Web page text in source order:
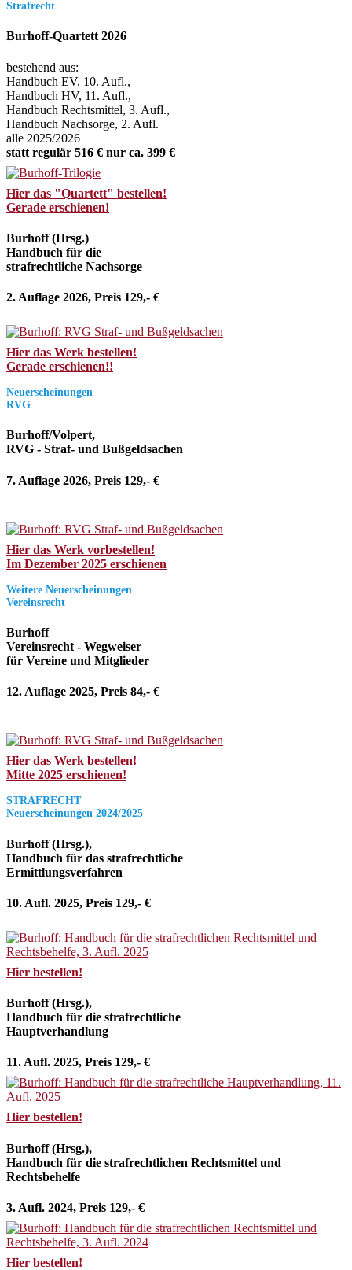
Strafrecht
Burhoff-Quartett 2026
bestehend aus:
Handbuch EV, 10. Aufl.,
Handbuch HV, 11. Aufl.,
Handbuch Rechtsmittel, 3. Aufl.,
Handbuch Nachsorge, 2. Aufl.
alle 2025/2026
statt regulär 516 € nur ca. 399 €
Hier das "Quartett" bestellen!
Gerade erschienen!
Burhoff (Hrsg.)
Handbuch für die
strafrechtliche Nachsorge
2. Auflage 2026, Preis 129,- €
Hier das Werk bestellen!
Gerade erschienen!!
Neuerscheinungen
RVG
Burhoff/Volpert,
RVG - Straf- und Bußgeldsachen
7. Auflage 2026, Preis 129,- €
Hier das Werk vorbestellen!
Im Dezember 2025 erschienen
Weitere Neuerscheinungen
Vereinsrecht
Burhoff
Vereinsrecht - Wegweiser
für Vereine und Mitglieder
12. Auflage 2025, Preis 84,- €
Hier das Werk bestellen!
Mitte 2025 erschienen!
STRAFRECHT
Neuerscheinungen 2024/2025
Burhoff (Hrsg.),
Handbuch für das strafrechtliche
Ermittlungsverfahren
10. Aufl. 2025, Preis 129,- €
Hier bestellen!
Burhoff (Hrsg.),
Handbuch für die strafrechtliche
Hauptverhandlung
11. Aufl. 2025, Preis 129,- €
Hier bestellen!
Burhoff (Hrsg.),
Handbuch für die strafrechtlichen Rechtsmittel und
Rechtsbehelfe
3. Aufl. 2024, Preis 129,- €
Hier bestellen!